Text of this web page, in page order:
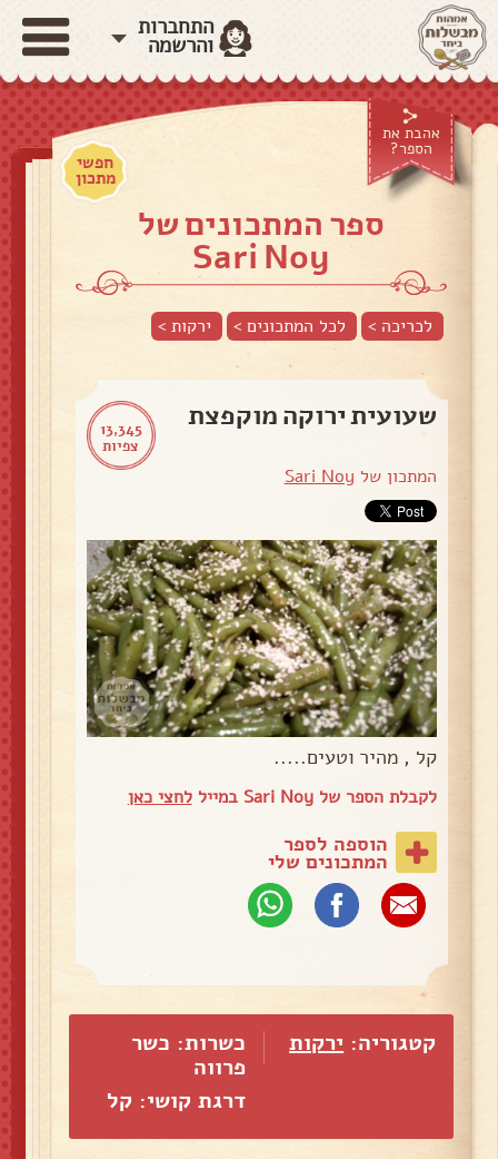
התחברות
והרשמה
אהבת את
הספר?
חפשי
מתכון
ספר המתכונים של
Sari Noy
לכריכה > לכל המתכונים > ירקות>
13,345
צפיות
שעועית ירוקה מוקפצת
המתכון של Sari Noy
קל , מהיר וטעים.....
לקבלת הספר של Sari Noy במייל לחצי כאן
הוספה לספר
המתכונים שלי
קטגוריה: ירקות
כשרות: כשר
פרווה
דרגת קושי: קל